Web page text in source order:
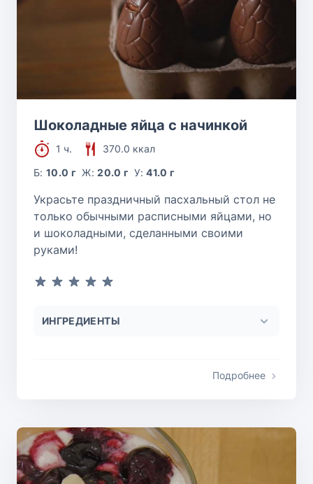
Шоколадные яйца с начинкой
1 ч.
370.0 ккал
Б:10.0 г Ж:20.0 г У:41.0 г
Украсьте праздничный пасхальный стол не
только обычными расписными яйцами, но
и шоколадными, сделанными своими
руками!
ИНГРЕДИЕНТЫ
Подробнее